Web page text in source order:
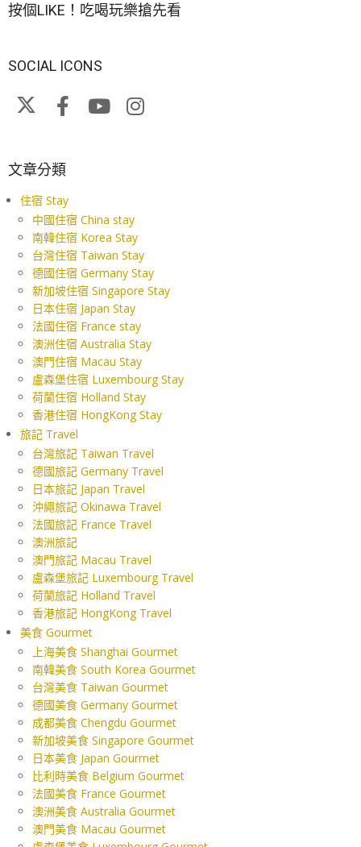
按個LIKE！吃喝玩樂搶先看
SOCIAL ICONS
文章分類
住宿 Stay
中國住宿 China stay
南韓住宿 Korea Stay
台灣住宿 Taiwan Stay
德國住宿 Germany Stay
新加坡住宿 Singapore Stay
日本住宿 Japan Stay
法國住宿 France stay
澳洲住宿 Australia Stay
澳門住宿 Macau Stay
盧森堡住宿 Luxembourg Stay
荷蘭住宿 Holland Stay
香港住宿 HongKong Stay
旅記 Travel
台灣旅記 Taiwan Travel
德國旅記 Germany Travel
日本旅記 Japan Travel
沖繩旅記 Okinawa Travel
法國旅記 France Travel
澳洲旅記
澳門旅記 Macau Travel
盧森堡旅記 Luxembourg Travel
荷蘭旅記 Holland Travel
香港旅記 HongKong Travel
美食 Gourmet
上海美食 Shanghai Gourmet
南韓美食 South Korea Gourmet
台灣美食 Taiwan Gourmet
德國美食 Germany Gourmet
成都美食 Chengdu Gourmet
新加坡美食 Singapore Gourmet
日本美食 Japan Gourmet
比利時美食 Belgium Gourmet
法國美食 France Gourmet
澳洲美食 Australia Gourmet
澳門美食 Macau Gourmet